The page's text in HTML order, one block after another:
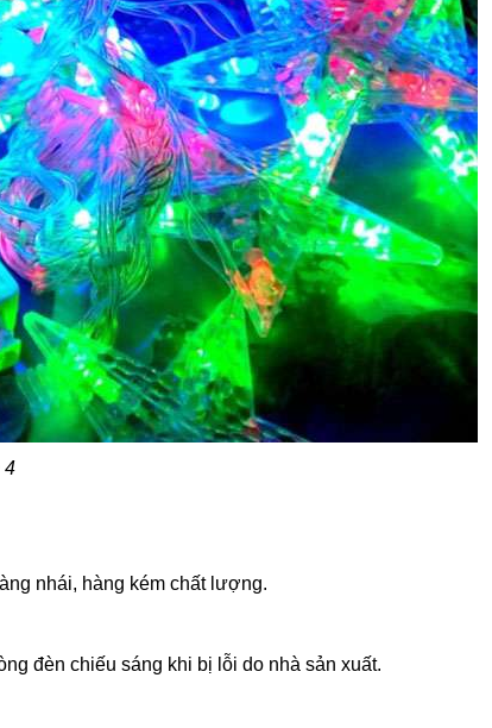
4
nhái, hàng kém chất lượng.
đèn chiếu sáng khi bị lỗi do nhà sản xuất.